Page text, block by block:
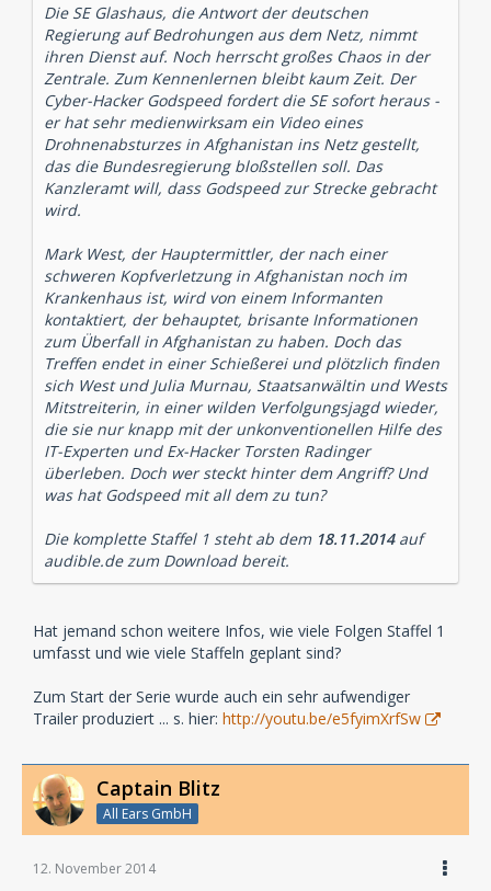
Die SE Glashaus, die Antwort der deutschen
Regierung auf Bedrohungen aus dem Netz, nimmt
ihren Dienst auf. Noch herrscht großes Chaos in der
Zentrale. Zum Kennenlernen bleibt kaum Zeit. Der
Cyber-Hacker Godspeed fordert die SE sofort heraus -
er hat sehr medienwirksam ein Video eines
Drohnenabsturzes in Afghanistan ins Netz gestellt,
das die Bundesregierung bloßstellen soll. Das
Kanzleramt will, dass Godspeed zur Strecke gebracht
wird.
Mark West, der Hauptermittler, der nach einer
schweren Kopfverletzung in Afghanistan noch im
Krankenhaus ist, wird von einem Informanten
kontaktiert, der behauptet, brisante Informationen
zum Überfall in Afghanistan zu haben. Doch das
Treffen endet in einer Schießerei und plötzlich finden
sich West und Julia Murnau, Staatsanwältin und Wests
Mitstreiterin, in einer wilden Verfolgungsjagd wieder,
die sie nur knapp mit der unkonventionellen Hilfe des
IT-Experten und Ex-Hacker Torsten Radinger
überleben. Doch wer steckt hinter dem Angriff? Und
was hat Godspeed mit all dem zu tun?
Die komplette Staffel 1 steht ab dem 18.11.2014auf
audible.de zum Download bereit.
Hat jemand schon weitere Infos, wie viele Folgen Staffel 1
umfasst und wie viele Staffeln geplant sind?
Zum Start der Serie wurde auch ein sehr aufwendiger
Trailer produziert ... s. hier: http://youtu.be/e5fyimXrfSw
Captain Blitz
All Ears GmbH
12. November 2014